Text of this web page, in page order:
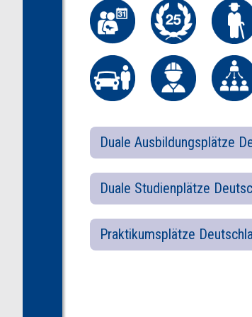
Duale Ausbildungsplätze
Duale Studienplätze
Praktikumsplätze